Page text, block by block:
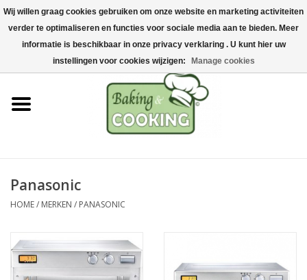
Home
Bak-& kookgerei
Machines & onderdelen
Chocolade & ijsbereiding
Hygiëne & opslag
Grondstoffen & Presentatie
Panasonic
HOME/ MERKEN / PANASONIC
Wij willen graag cookies gebruiken om onze website en marketing activiteiten
verder te optimaliseren en functies voor sociale media aan te bieden. Meer
informatie is beschikbaar in onze privacy verklaring . U kunt hier uw
instellingen voor cookies wijzigen:
Manage cookies